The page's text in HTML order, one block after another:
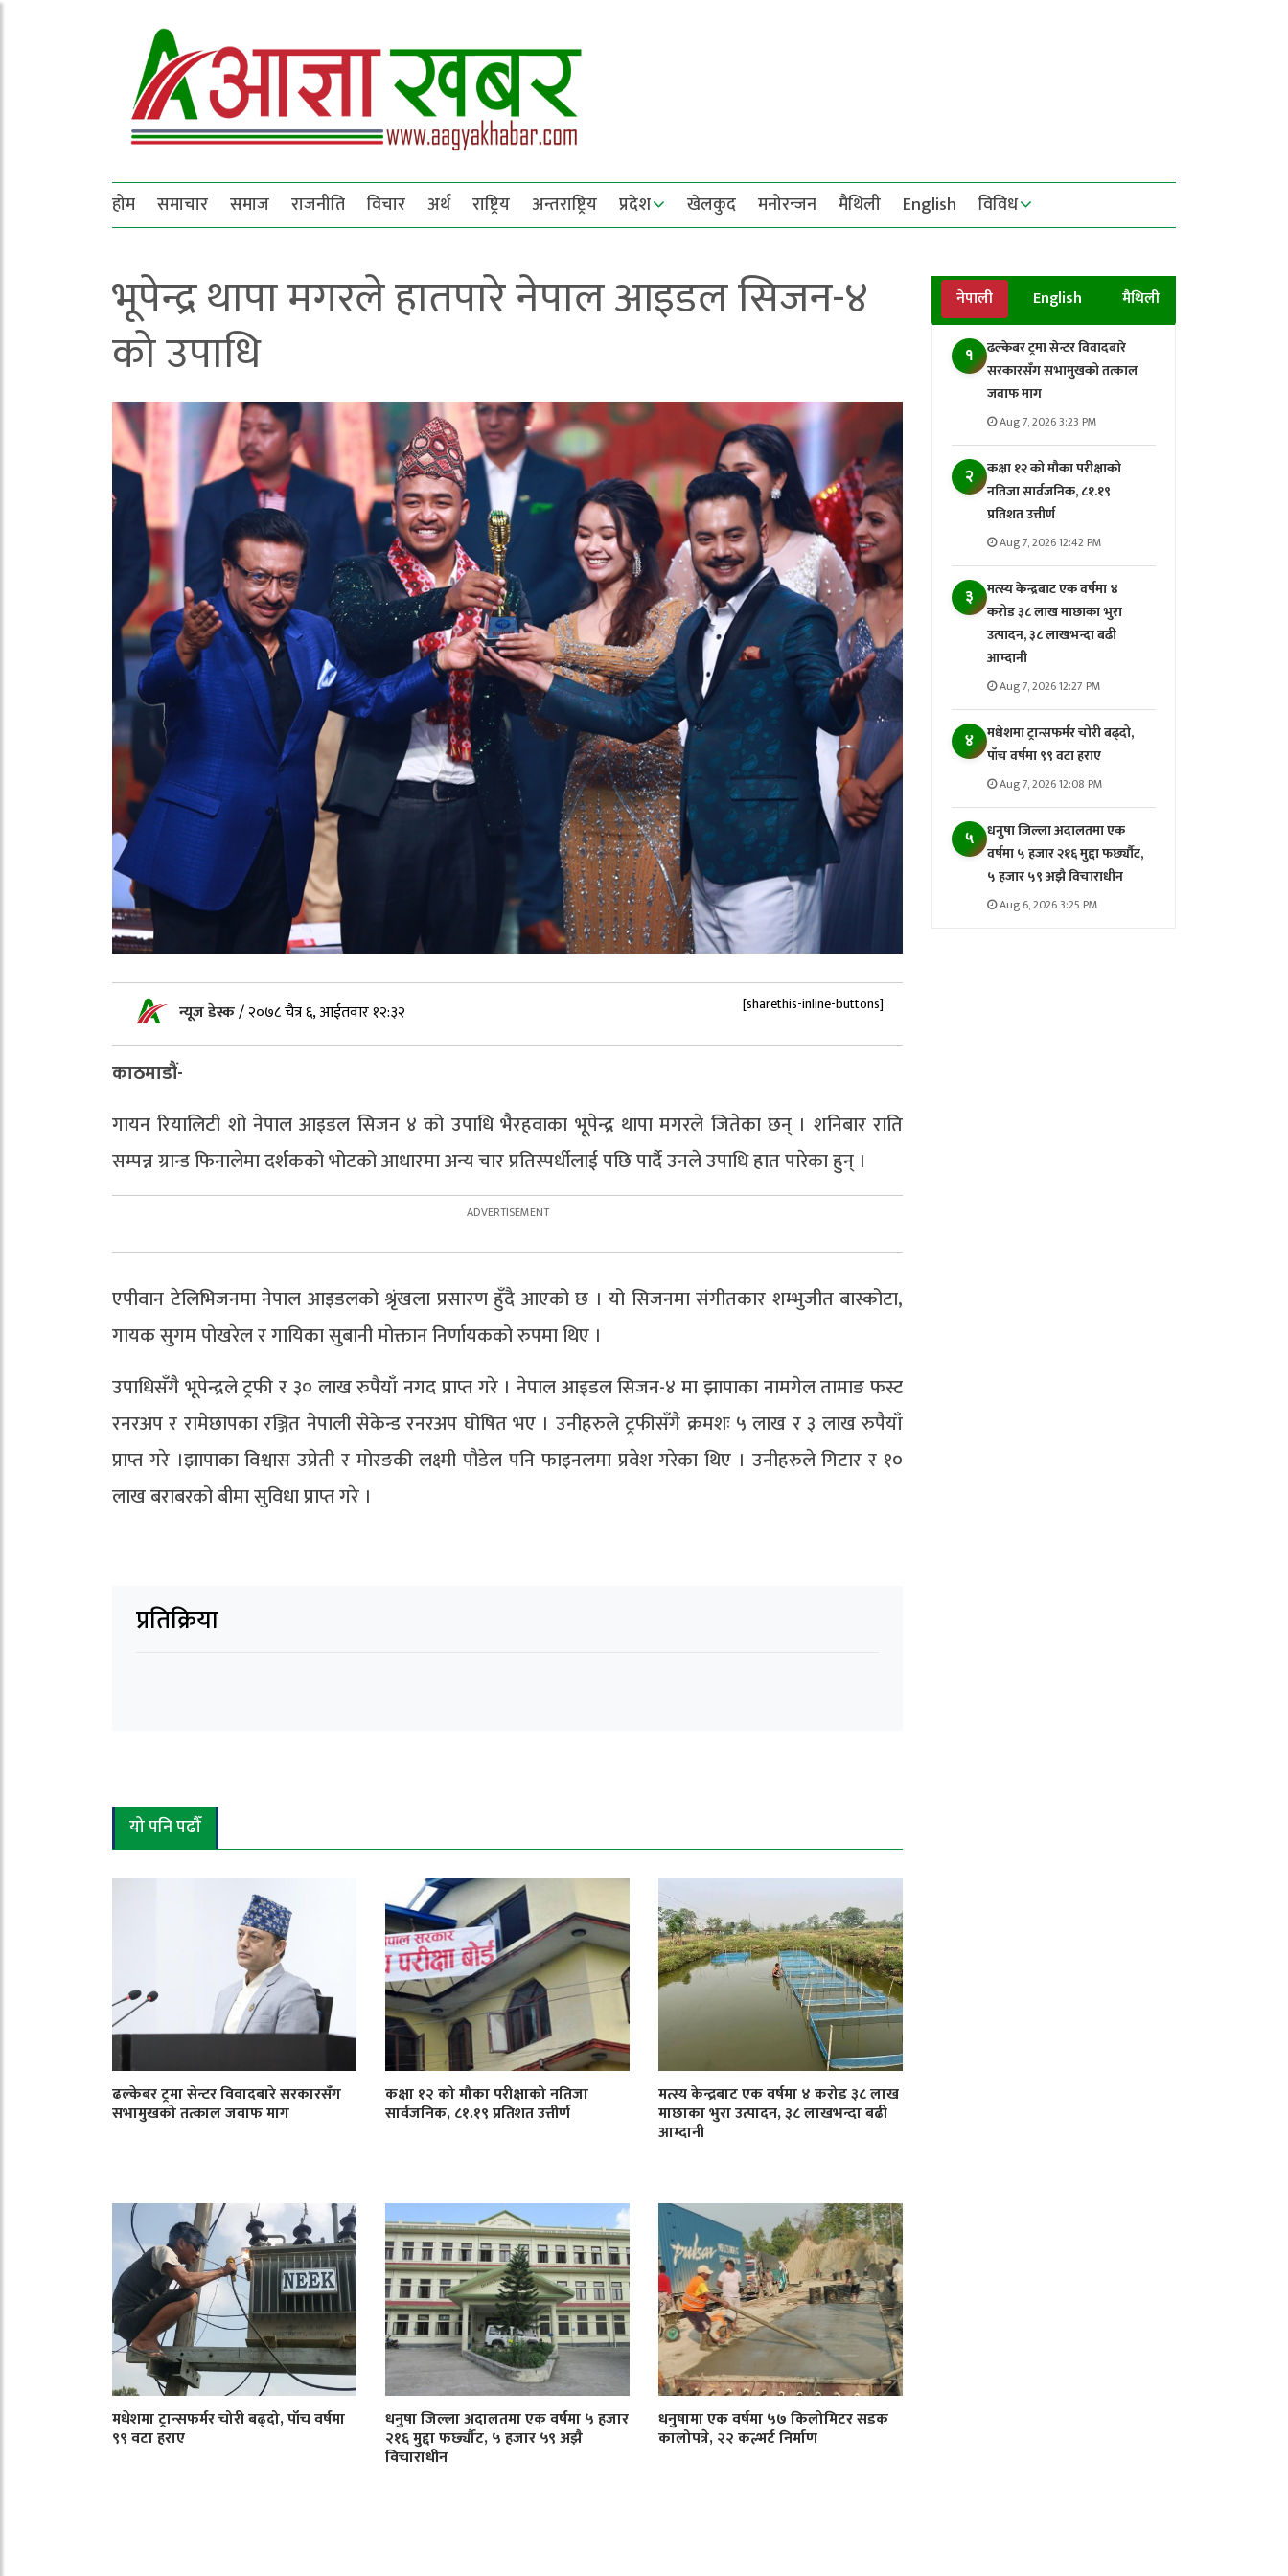
होम समाचार समाज राजनीति विचार अर्थ राष्ट्रिय अन्तराष्ट्रिय प्रदेश खेलकुद मनोरन्जन मैथिली English विविध
भूपेन्द्र थापा मगरले हातपारे नेपाल आइडल सिजन-४
को उपाधि
न्यूज डेस्क/२०७८ चैत्र ६, आईतवार १२:३२ [sharethis-inline-buttons]
काठमाडौं-
गायन रियालिटी शो नेपाल आइडल सिजन ४ को उपाधि भैरहवाका भूपेन्द्र थापा मगरले जितेका छन् । शनिबार राति
सम्पन्न ग्रान्ड फिनालेमा दर्शकको भोटको आधारमा अन्य चार प्रतिस्पर्धीलाई पछि पार्दै उनले उपाधि हात पारेका हुन् ।
एपीवान टेलिभिजनमा नेपाल आइडलको श्रृंखला प्रसारण हुँदै आएको छ । यो सिजनमा संगीतकार शम्भुजीत बास्कोटा,
गायक सुगम पोखरेल र गायिका सुबानी मोक्तान निर्णायकको रुपमा थिए ।
उपाधिसँगै भूपेन्द्रले ट्रफी र ३० लाख रुपैयाँ नगद प्राप्त गरे । नेपाल आइडल सिजन-४ मा झापाका नामगेल तामाङ फस्ट
रनरअप र रामेछापका रञ्जित नेपाली सेकेन्ड रनरअप घोषित भए । उनीहरुले ट्रफीसँगै क्रमशः ५ लाख र ३ लाख रुपैयाँ
प्राप्त गरे ।झापाका विश्वास उप्रेती र मोरङकी लक्ष्मी पौडेल पनि फाइनलमा प्रवेश गरेका थिए । उनीहरुले गिटार र १०
लाख बराबरको बीमा सुविधा प्राप्त गरे ।
प्रतिक्रिया
नेपाली English मैथिली
१
ढल्केबर ट्रमा सेन्टर विवादबारे
सरकारसँग सभामुखको तत्काल
जवाफ माग
Aug 7, 2026 3:23 PM
२
कक्षा १२ को मौका परीक्षाको
नतिजा सार्वजनिक, ८१.१९
प्रतिशत उत्तीर्ण
Aug 7, 2026 12:42 PM
३
मत्स्य केन्द्रबाट एक वर्षमा ४
करोड ३८ लाख माछाका भुरा
उत्पादन, ३८ लाखभन्दा बढी
आम्दानी
Aug 7, 2026 12:27 PM
४
मधेशमा ट्रान्सफर्मर चोरी बढ्दो,
पाँच वर्षमा ९९ वटा हराए
Aug 7, 2026 12:08 PM
५
धनुषा जिल्ला अदालतमा एक
वर्षमा ५ हजार २१६ मुद्दा फर्छ्यौट,
५ हजार ५९ अझै विचाराधीन
Aug 6, 2026 3:25 PM
यो पनि पढौँ
ढल्केबर ट्रमा सेन्टर विवादबारे सरकारसँग
सभामुखको तत्काल जवाफ माग
कक्षा १२ को मौका परीक्षाको नतिजा
सार्वजनिक, ८१.१९ प्रतिशत उत्तीर्ण
मत्स्य केन्द्रबाट एक वर्षमा ४ करोड ३८ लाख
माछाका भुरा उत्पादन, ३८ लाखभन्दा बढी
आम्दानी
मधेशमा ट्रान्सफर्मर चोरी बढ्दो, पाँच वर्षमा
९९ वटा हराए
धनुषा जिल्ला अदालतमा एक वर्षमा ५ हजार
२१६ मुद्दा फर्छ्यौट, ५ हजार ५९ अझै
विचाराधीन
धनुषामा एक वर्षमा ५७ किलोमिटर सडक
कालोपत्रे, २२ कल्भर्ट निर्माण